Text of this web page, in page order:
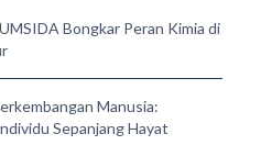
Bongkar Peran Kimia di
Manusia:
Sepanjang Hayat